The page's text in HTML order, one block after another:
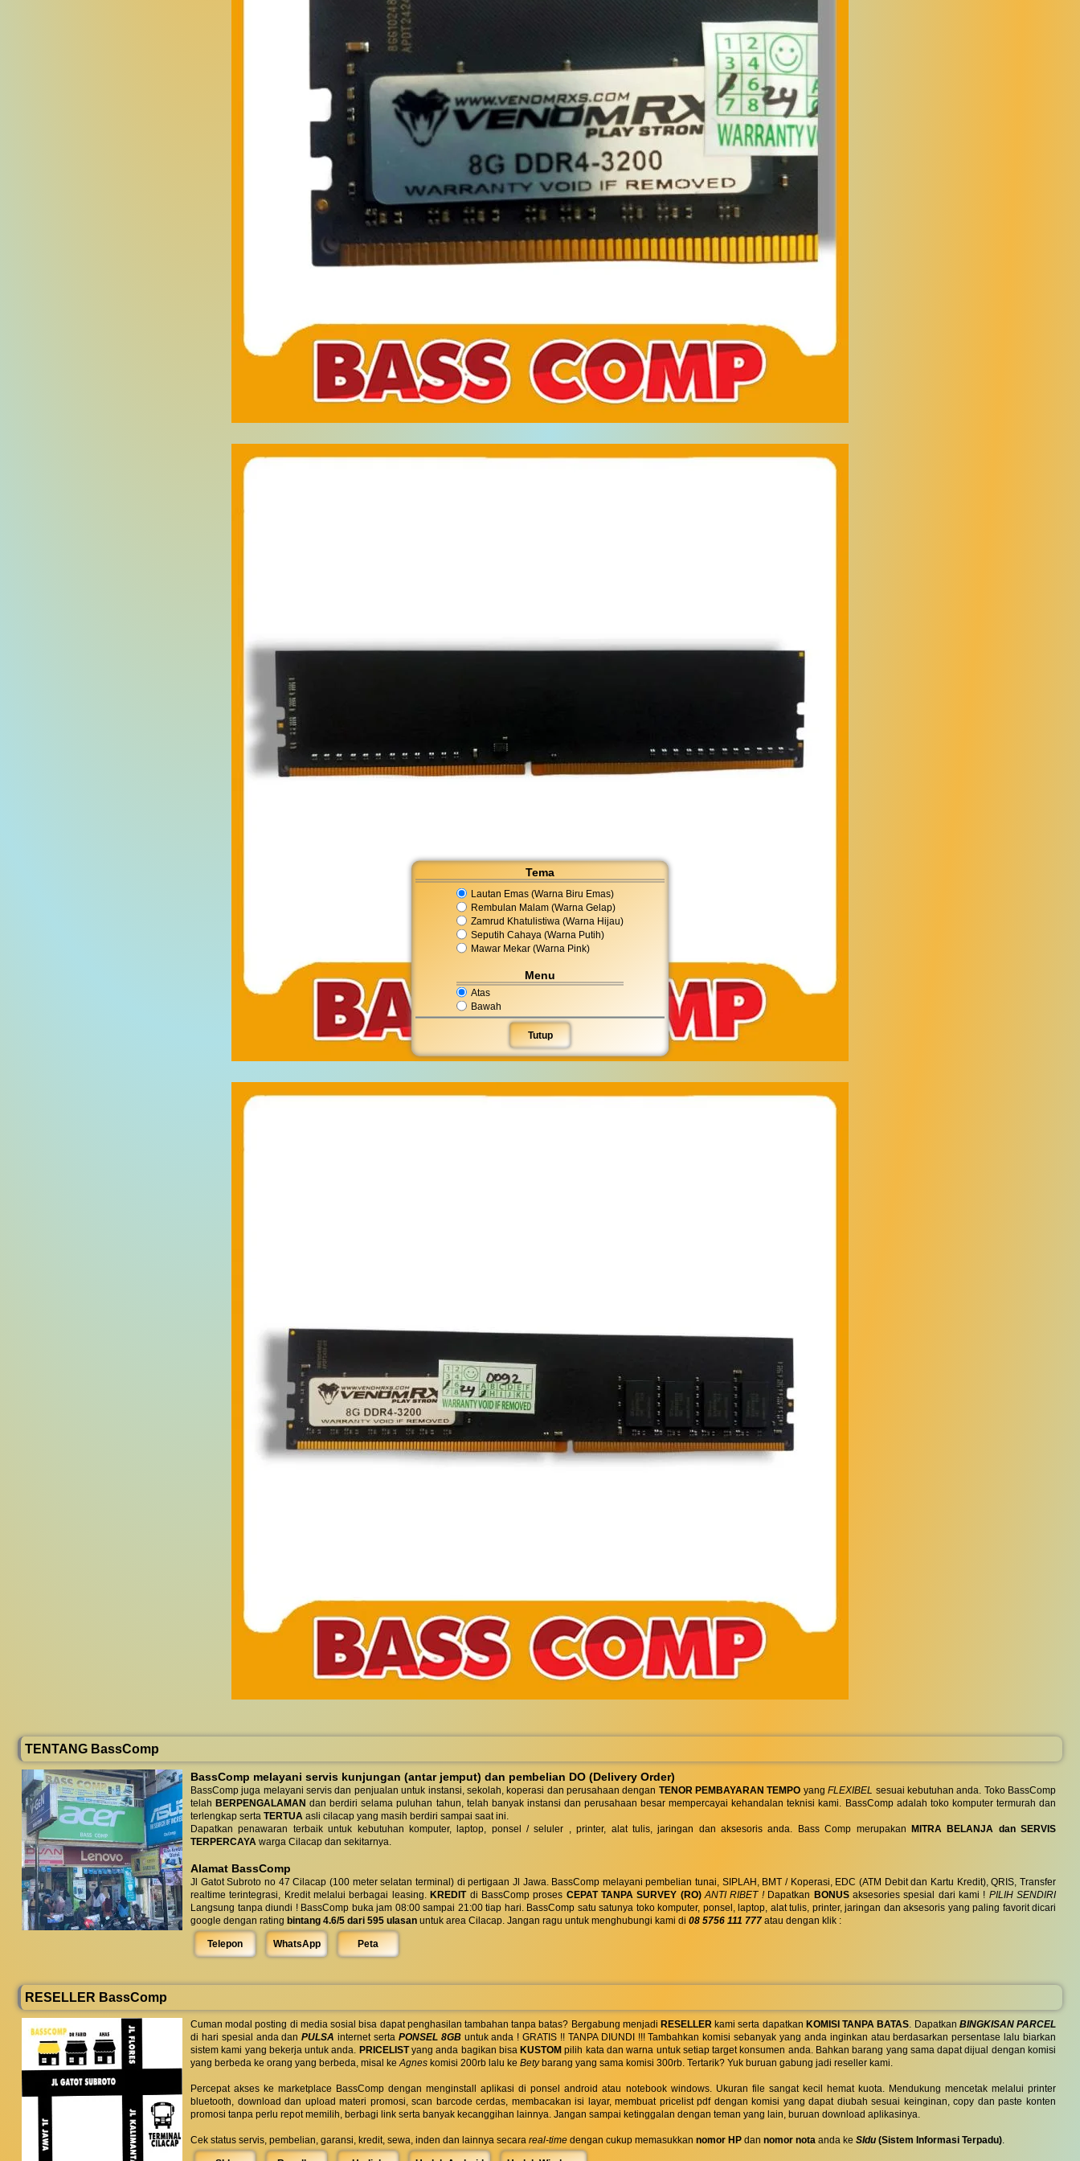
Tema
Lautan Emas (Warna Biru Emas)
Rembulan Malam (Warna Gelap)
Zamrud Khatulistiwa (Warna Hijau)
Seputih Cahaya (Warna Putih)
Mawar Mekar (Warna Pink)
Menu
Atas
Bawah
Tutup
TENTANG BassComp
BassComp melayani servis kunjungan (antar jemput) dan pembelian DO (Delivery Order)
BassComp juga melayani servis dan penjualan untuk instansi, sekolah, koperasi dan perusahaan dengan TENOR PEMBAYARAN TEMPO yangFLEXIBEL sesuai kebutuhan anda. Toko BassComp
telah BERPENGALAMAN dan berdiri selama puluhan tahun, telah banyak instansi dan perusahaan besar mempercayai kehandalan teknisi kami. BassComp adalah toko komputer termurah dan
terlengkap serta TERTUA asli cilacap yang masih berdiri sampai saat ini.
Dapatkan penawaran terbaik untuk kebutuhan komputer, laptop, ponsel / seluler , printer, alat tulis, jaringan dan aksesoris anda. Bass Comp merupakan
MITRA BELANJA dan SERVIS
TERPERCAYA warga Cilacap dan sekitarnya.
Alamat BassComp
Jl Gatot Subroto no 47 Cilacap (100 meter selatan terminal) di pertigaan Jl Jawa. BassComp melayani pembelian tunai, SIPLAH, BMT / Koperasi, EDC (ATM Debit dan Kartu Kredit), QRIS, Transfer
realtime terintegrasi, Kredit melalui berbagai leasing. KREDITdi BassComp proses CEPAT TANPA SURVEY (RO) ANTI RIBET !Dapatkan BONUSaksesories spesial dari kami ! PILIH SENDIRI
Langsung tanpa diundi ! BassComp buka jam 08:00 sampai 21:00 tiap hari. BassComp satu satunya toko komputer, ponsel, laptop, alat tulis, printer, jaringan dan aksesoris yang paling favorit dicari
google dengan rating bintang 4.6/5 dari 595 ulasan untuk area Cilacap. Jangan ragu untuk menghubungi kami di 08 5756 111 777 atau dengan klik :
Telepon WhatsApp Peta
RESELLER BassComp
Cuman modal posting di media sosial bisa dapat penghasilan tambahan tanpa batas? Bergabung menjadi RESELLER kami serta dapatkan KOMISI TANPA BATAS. Dapatkan BINGKISAN PARCEL
di hari spesial anda danPULSA internet serta PONSEL 8GBuntuk anda ! GRATIS !! TANPA DIUNDI !!! Tambahkan komisi sebanyak yang anda inginkan atau berdasarkan persentase lalu biarkan
sistem kami yang bekerja untuk anda. PRICELISTyang anda bagikan bisa KUSTOM pilih kata dan warna untuk setiap target konsumen anda. Bahkan barang yang sama dapat dijual dengan komisi
yang berbeda ke orang yang berbeda, misal keAgnes komisi 200rb lalu ke Betybarang yang sama komisi 300rb. Tertarik? Yuk buruan gabung jadi reseller kami.
Percepat akses ke marketplace BassComp dengan menginstall aplikasi di ponsel android atau notebook windows. Ukuran file sangat kecil hemat kuota. Mendukung mencetak melalui printer
bluetooth, download dan upload materi promosi, scan barcode cerdas, membacakan isi layar, membuat pricelist pdf dengan komisi yang dapat diubah sesuai keinginan, copy dan paste konten
promosi tanpa perlu repot memilih, berbagi link serta banyak kecanggihan lainnya. Jangan sampai ketinggalan dengan teman yang lain, buruan download aplikasinya.
Cek status servis, pembelian, garansi, kredit, sewa, inden dan lainnya secara real-time dengan cukup memasukkan nomor HP dan nomor nota anda ke SIdu (Sistem Informasi Terpadu).